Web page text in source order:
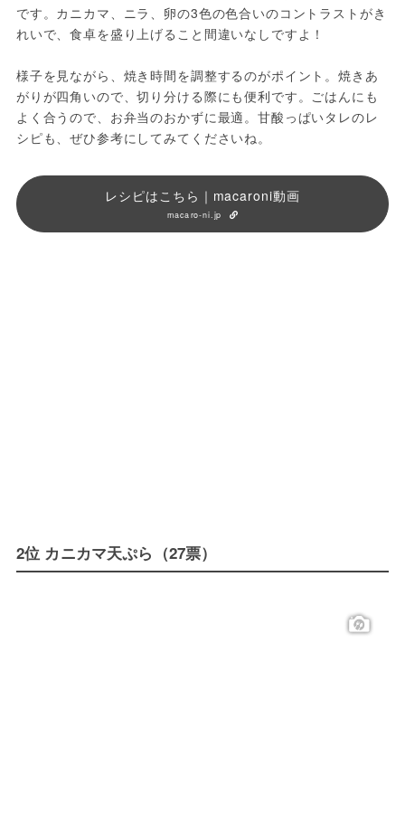
です。カニカマ、ニラ、卵の3色の色合いのコントラストがき
れいで、食卓を盛り上げること間違いなしですよ！
様子を見ながら、焼き時間を調整するのがポイント。焼きあ
がりが四角いので、切り分ける際にも便利です。ごはんにも
よく合うので、お弁当のおかずに最適。甘酸っぱいタレのレ
シピも、ぜひ参考にしてみてくださいね。
レシピはこちら｜macaroni動画
macaro-ni.jp
2位 カニカマ天ぷら（27票）